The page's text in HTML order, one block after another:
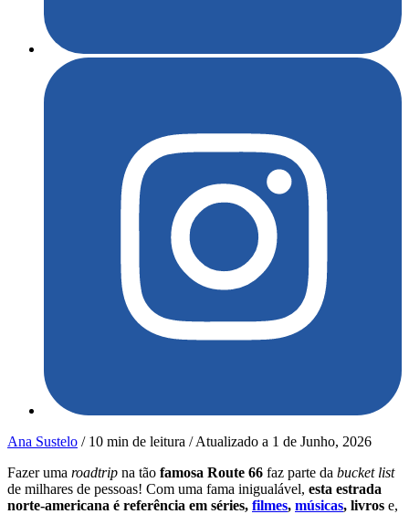
Ana Sustelo / 10 min de leitura /Atualizado a 1 de Junho, 2026
Fazer uma roadtrip na tão famosa Route 66 faz parte da bucket list
de milhares de pessoas! Com uma fama inigualável, esta estrada
norte-americana é referência em séries, filmes, músicas, livros e,